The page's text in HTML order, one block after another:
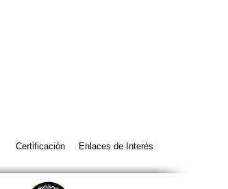
Certificación Enlaces de Interés